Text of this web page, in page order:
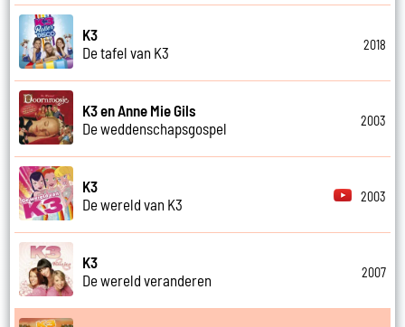
K3
De tafel van K3
2018
K3 en Anne Mie Gils
De weddenschapsgospel
2003
K3
De wereld van K3
2003
K3
De wereld veranderen
2007